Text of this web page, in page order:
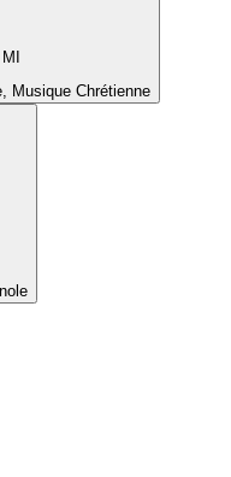
Musique Chrétienne